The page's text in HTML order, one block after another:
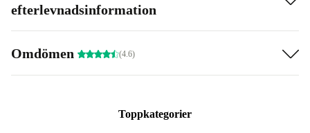
efterlevnadsinformation
Omdömen (4.6)
Toppkategorier